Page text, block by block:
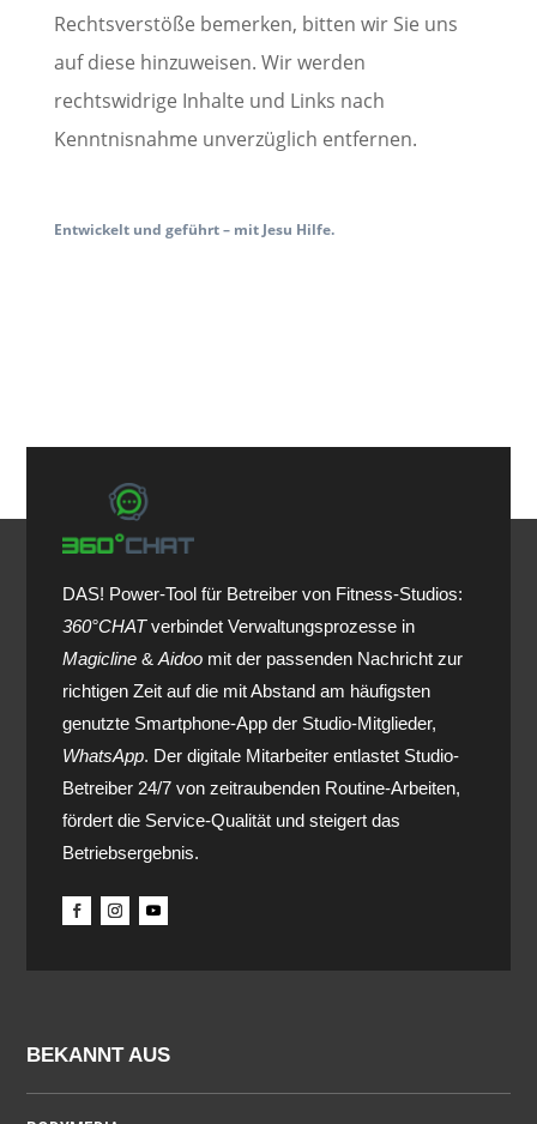
Rechtsverstöße bemerken, bitten wir Sie uns
auf diese hinzuweisen. Wir werden
rechtswidrige Inhalte und Links nach
Kenntnisnahme unverzüglich entfernen.
Entwickelt und geführt – mit Jesu Hilfe.
DAS! Power-Tool für Betreiber von Fitness-Studios:
360°CHATverbindet Verwaltungsprozesse in
Magicline &Aidoo mit der passenden Nachricht zur
richtigen Zeit auf die mit Abstand am häufigsten
genutzte Smartphone-App der Studio-Mitglieder,
WhatsApp. Der digitale Mitarbeiter entlastet Studio-
Betreiber 24/7 von zeitraubenden Routine-Arbeiten,
fördert die Service-Qualität und steigert das
Betriebsergebnis.
BEKANNT AUS